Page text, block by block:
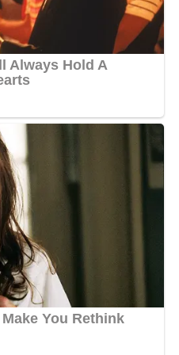
jarang kerugian negara
triliunan rupiah, sementara
menikmati hasil
pidana,” kata Abi lagi.
kemudian memunculkan
sanksi yang lebih berat.
korupsi
pada berat-
penegakan hukum. Seberat
peluang tertangkap dan
pencegahannya juga akan
pengawasan berjalan
proses peradilan
dapat dirampas untuk
akan jauh lebih